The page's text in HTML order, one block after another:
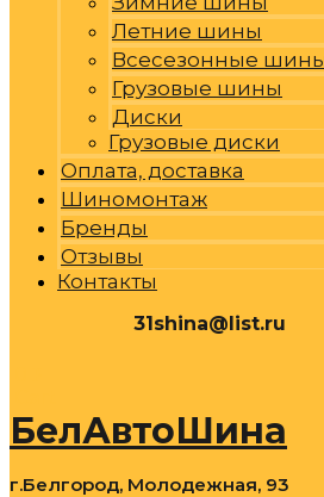
Летние шины
Всесезонные
Грузовые шины
Диски
Грузовые диски
Оплата, доставка
Шиномонтаж
Бренды
Отзывы
Контакты
31shina@list.ru
БелАвтоШина
г.Белгород, Молодежная, 93